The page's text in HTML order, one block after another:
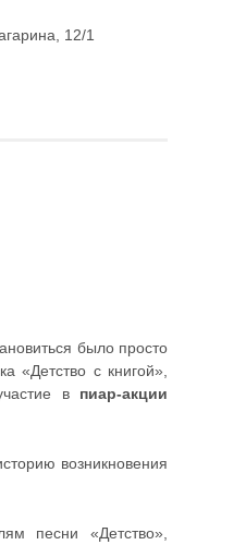
12/1
было просто
«Детство с книгой»,
в
пиар-акции
возникновения
песни «Детство»,